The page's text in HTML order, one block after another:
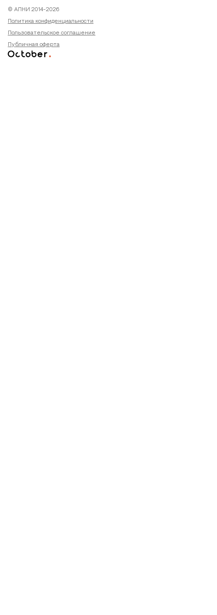
© АПНИ 2014-2026
Политика конфиденциальности
Пользовательское соглашение
Публичная оферта